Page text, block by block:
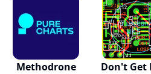
Methodrone Don't Get